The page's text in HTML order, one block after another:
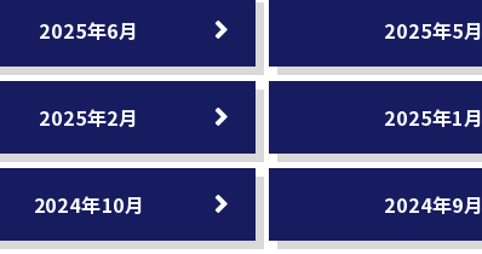
2025年6月 2025年5月
2025年2月 2025年1月
2024年10月 2024年9月